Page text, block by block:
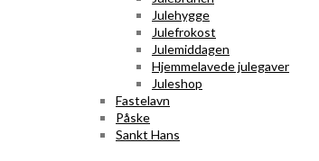
Julehygge
Julefrokost
Julemiddagen
Hjemmelavede julegaver
Juleshop
Fastelavn
Påske
Sankt Hans